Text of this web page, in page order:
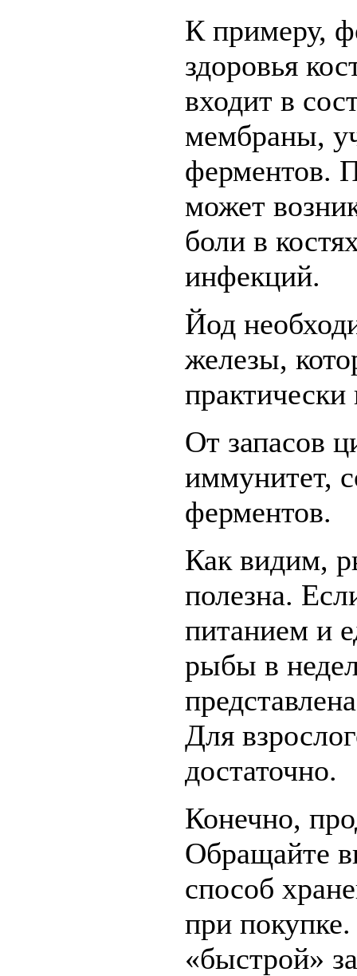
К примеру,
здоровья
входит в
мембраны,
ферментов.
может
боли в
инфекций.
Йод
железы,
практически
От запасов
иммунитет,
ферментов.
Как видим,
полезна.
питанием и
рыбы в
Для
достаточно.
Конечно,
Обращайте
способ
при
«быстрой»